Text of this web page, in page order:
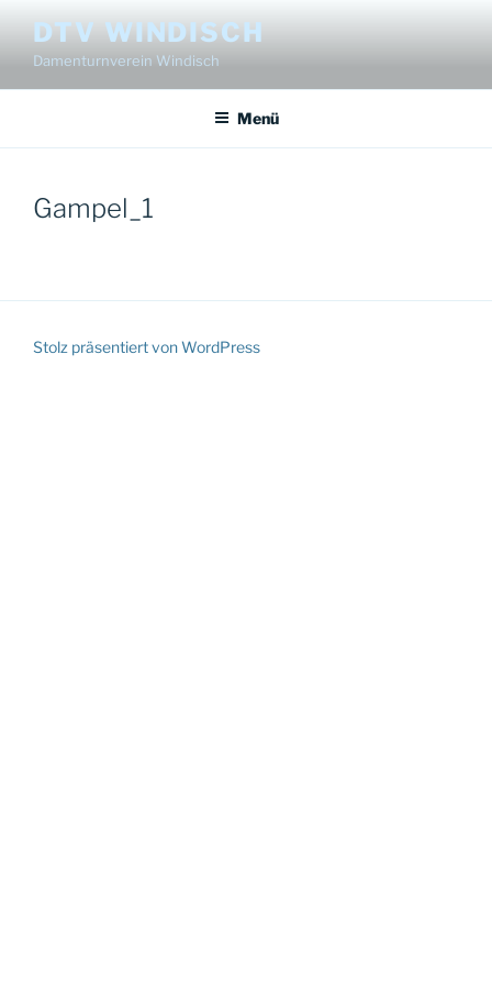
Inhalt
springen
DTV WINDISCH
Damenturnverein Windisch
Menü
Gampel_1
Stolz präsentiert von WordPress